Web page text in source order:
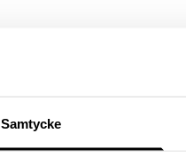
Samtycke